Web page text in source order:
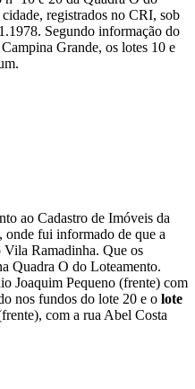
registrados no CRI, sob
Segundo informação do
Grande, os lotes 10 e
ao Cadastro de Imóveis da
onde fui informado de que a
Ramadinha. Que os
Quadra O do Loteamento.
Joaquim Pequeno (frente) com
nos fundos do lote 20 e o lote
com a rua Abel Costa